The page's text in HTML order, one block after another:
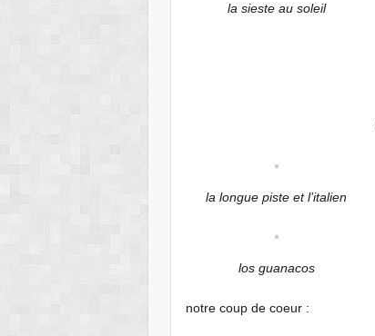
la sieste au soleil
la longue piste et l’italien
los guanacos
notre coup de coeur :